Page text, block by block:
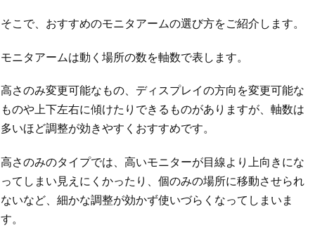
そこで、おすすめのモニタアームの選び方をご紹介します。
モニタアームは動く場所の数を軸数で表します。
高さのみ変更可能なもの、ディスプレイの方向を変更可能な
ものや上下左右に傾けたりできるものがありますが、軸数は
多いほど調整が効きやすくおすすめです。
高さのみのタイプでは、高いモニターが目線より上向きにな
ってしまい見えにくかったり、個のみの場所に移動させられ
ないなど、細かな調整が効かず使いづらくなってしまいま
す。